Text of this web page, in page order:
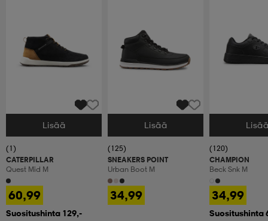
Valitse Koko
Lisää
(1)
CATERPILLAR
Quest Mid M
60,99
Suositushinta 129,-
Valitse Koko
Lisää
(125)
SNEAKERS POINT
Urban Boot M
34,99
Valitse Koko
(120)
CHAMPION
Beck Snk M
34,99
Suositushinta